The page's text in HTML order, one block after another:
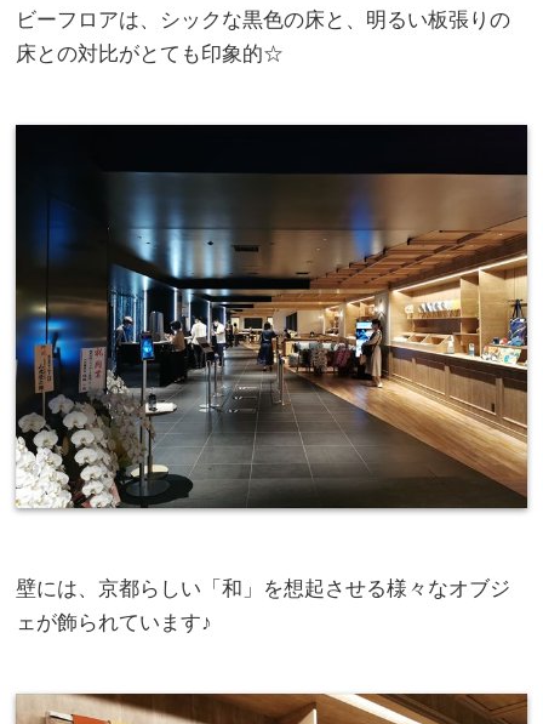
ビーフロアは、シックな黒色の床と、明るい板張りの
床との対比がとても印象的☆
壁には、京都らしい「和」を想起させる様々なオブジ
ェが飾られています♪